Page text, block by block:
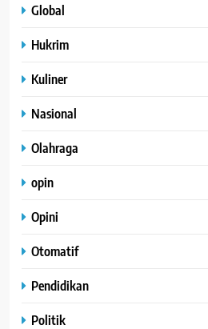
Global
Hukrim
Kuliner
Nasional
Olahraga
opin
Opini
Otomatif
Pendidikan
Politik